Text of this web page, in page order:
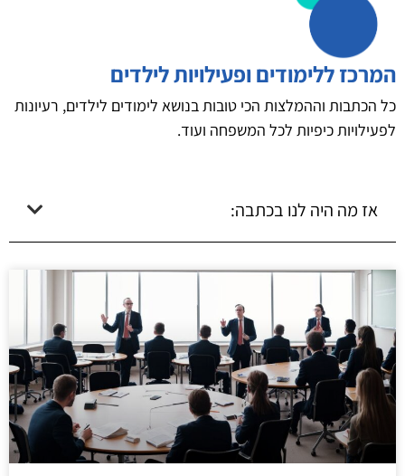
המרכז ללימודים ופעילויות לילדים
כל הכתבות וההמלצות הכי טובות בנושא לימודים לילדים, רעיונות
לפעילויות כיפיות לכל המשפחה ועוד.
אז מה היה לנו בכתבה: